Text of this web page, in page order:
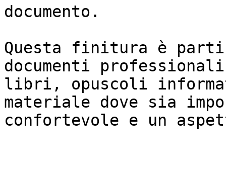
documento.
Questa finitura è
documenti
libri, opuscoli
materiale dove sia